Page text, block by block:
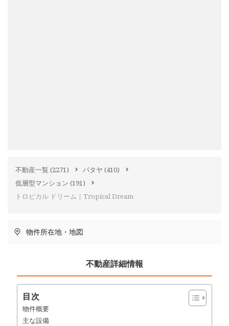
不動産一覧 (2271) パタヤ (410)
低層型マンション (191)
トロピカル ドリーム｜Tropical Dream
物件所在地・地図
不動産詳細情報
目次
物件概要
主な設備